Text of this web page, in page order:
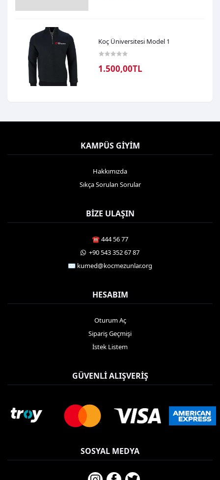
Koç Üniversitesi Model 1
1.500,00TL
KAMPÜS GIYIM
Hakkımızda
Sıkça Sorulan Sorular
BIZE ULAŞIN
☎️ 444 56 77
️ +90 543 352 67 87
✉️ kumed@kocmezunlar.org
HESABIM
Oturum Aç
Sipariş Geçmişi
İstek Listem
GÜVENLI ALIŞVERIŞ
SOSYAL MEDYA